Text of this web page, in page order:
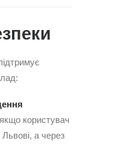
користувач
а через